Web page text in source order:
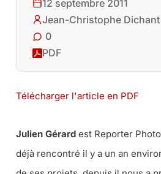
12 septembre 2011
Jean-Christophe Dichant
0
PDF
Télécharger l'article en PDF
Julien Gérard est Reporter
déjà rencontré il y a un an